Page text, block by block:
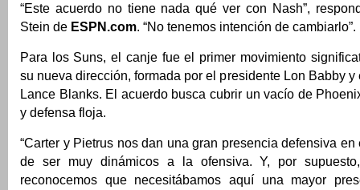
“Este acuerdo no tiene nada qué ver con Nash”,
Stein de ESPN.com. “No tenemos intención de cambiarlo”.
Para los Suns, el canje fue el primer movimiento
su nueva dirección, formada por el presidente Lon Babby y
Lance Blanks. El acuerdo busca cubrir un vacío de
y defensa floja.
“Carter y Pietrus nos dan una gran presencia defensiva
de ser muy dinámicos a la ofensiva. Y, por
reconocemos que necesitábamos aquí una mayor